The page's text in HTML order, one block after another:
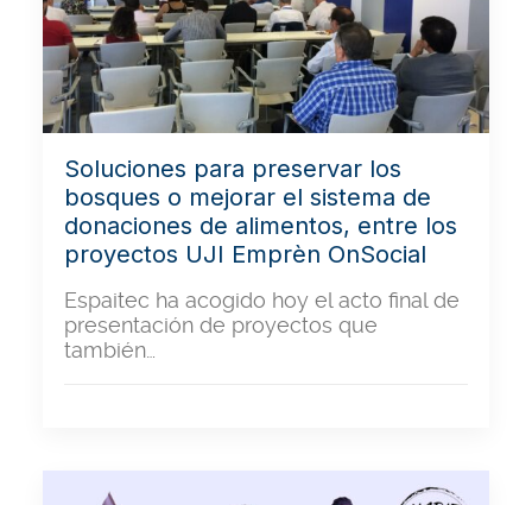
Soluciones para preservar los
bosques o mejorar el sistema de
donaciones de alimentos, entre los
proyectos UJI Emprèn OnSocial
Espaitec ha acogido hoy el acto final de
presentación de proyectos que
también…